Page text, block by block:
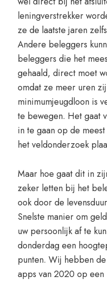
leningverstrekker
ze de laatste jaren
Andere beleggers
beleggers die het
gehaald, direct moet
omdat ze meer uren
minimumjeugdloon is
te bewegen. Het gaat
in te gaan op de
het veldonderzoek
Maar hoe gaat dit in
zeker letten bij het
ook door de
Snelste manier om
uw persoonlijk af te
donderdag een
punten. Wij hebben
apps van 2020 op